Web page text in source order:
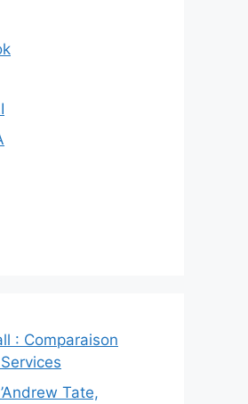
: Comparaison
Tate,